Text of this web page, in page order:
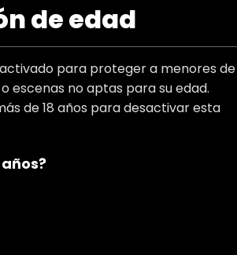
de edad
para proteger a menores de
escenas no aptas para su edad.
de 18 años para desactivar esta
Type
Manga
Titulo Alt
Desconocido
Autor(es)
Desconocido
Artist(s)
Desconocido